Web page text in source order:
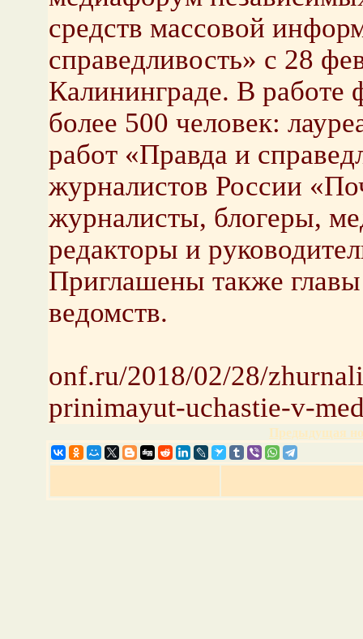
средств массовой
справедливость» с 28
Калининграде. В работе
более 500 человек:
работ «Правда и
журналистов России
журналисты, блогеры,
редакторы и
Приглашены также
ведомств.
onf.ru/2018/02/28/
prinimayut-uchastie-v-
Предыдущая